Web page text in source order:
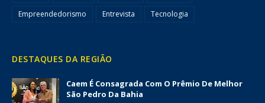
Empreendedorismo
Entrevista Tecnologia
DESTAQUES DA REGIÃO
Caem É Consagrada Com O Prêmio De Melhor
São Pedro Da Bahia